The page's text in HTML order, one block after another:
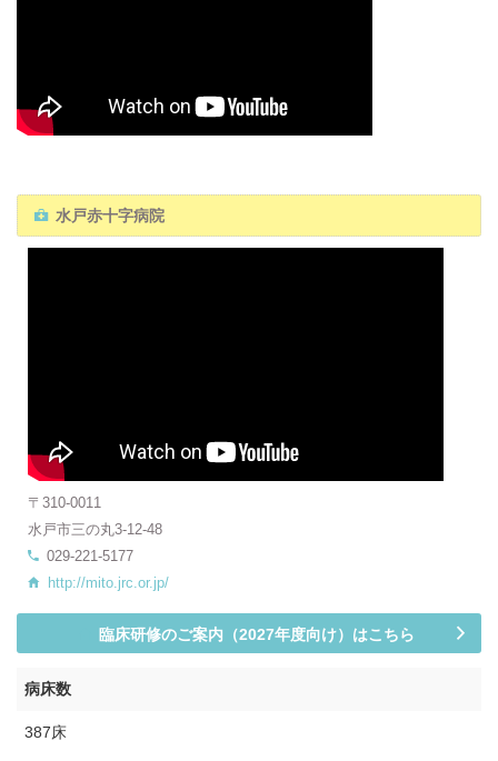
水戸赤十字病院
〒310-0011
水戸市三の丸3-12-48
029-221-5177
http://mito.jrc.or.jp/
臨床研修のご案内（2027年度向け）はこちら
病床数
387床